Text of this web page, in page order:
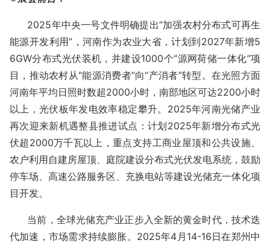
2025年中央一号文件明确提出“加强农村分布式可再生
能源开发利用”，河南作为农业大省，计划到2027年新增5
6GW分布式光伏装机，并建设1000个“源网荷储一体化”项
目，推动农村从“能源消费者”向“产消者”转型。在光照方面
河南年平均日照时数超2000小时，南部地区可达2200小时
以上，光伏板年发电效率稳定攀升。 2025年河南光储产业
再次迎来新机遇整县推进试点：计划2025年新增分布式光
伏超 2000万千瓦以上，重点支持工商业屋顶和公共设施、
农户利用自建房屋顶、庭院建设分布式光伏发电系统，鼓励
停车场、高速公路服务区、充换电站等建设光储充一体化项
目开发。
当前，全球光储充产业正步入全新的黄金时代，技术迭
代加速，市场需求持续膨胀。2025年4月 14-16日在郑州中